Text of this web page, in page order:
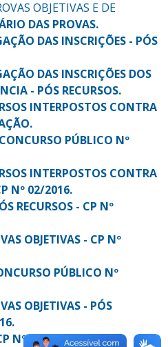
OBJETIVAS E DE
DAS PROVAS.
DAS INSCRIÇÕES - PÓS
DAS INSCRIÇÕES DOS
- PÓS RECURSOS.
INTERPOSTOS CONTRA
PÚBLICO Nº
INTERPOSTOS CONTRA
Nº 02/2016.
RECURSOS - CP Nº
OBJETIVAS - CP Nº
PÚBLICO Nº
OBJETIVAS - PÓS
Nº 02/2016.